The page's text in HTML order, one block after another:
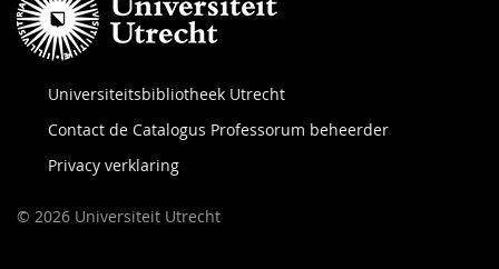
Universiteitsbibliotheek Utrecht
Contact de Catalogus Professorum beheerder
Privacy verklaring
© 2026 Universiteit Utrecht